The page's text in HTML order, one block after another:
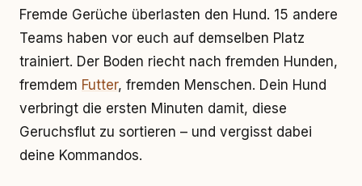
Fremde Gerüche überlasten den Hund. 15 andere
Teams haben vor euch auf demselben Platz
trainiert. Der Boden riecht nach fremden Hunden,
fremdem Futter, fremden Menschen. Dein Hund
verbringt die ersten Minuten damit, diese
Geruchsflut zu sortieren – und vergisst dabei
deine Kommandos.